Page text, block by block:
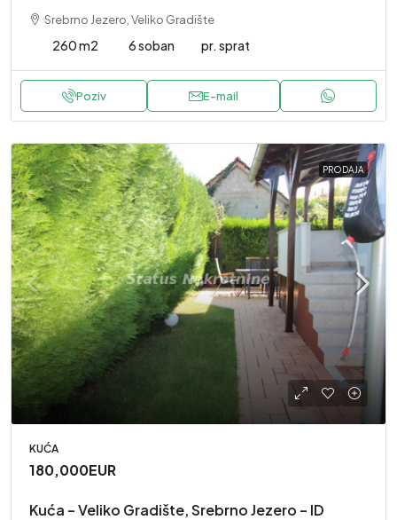
Srebrno Jezero, Veliko Gradište
260 m2 6 soban pr. sprat
Poziv E-mail
PRODAJA
KUĆA
180,000EUR
Kuća – Veliko Gradište, Srebrno Jezero – ID